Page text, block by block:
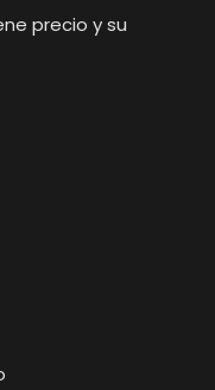
precio y su